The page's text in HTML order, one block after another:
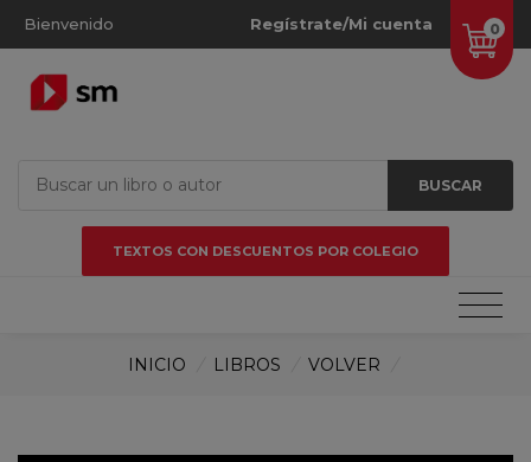
Bienvenido 0
Regístrate/Mi cuenta
BUSCAR
TEXTOS CON DESCUENTOS POR COLEGIO
INICIO LIBROS VOLVER